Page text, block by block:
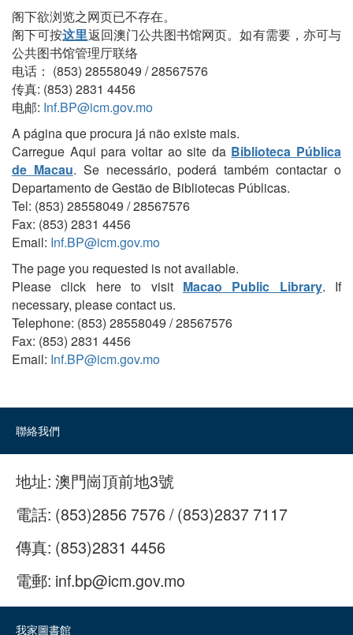
阁下欲浏览之网页已不存在。
阁下可按这里返回澳门公共图书馆网页。如有需要，亦可与
公共图书馆管理厅联络
电话： (853) 28558049 / 28567576
传真: (853) 2831 4456
电邮: Inf.BP@icm.gov.mo
A página que procura já não existe mais.
Carregue Aqui para voltar ao site da Biblioteca Pública
de Macau. Se necessário, poderá também contactar o
Departamento de Gestão de Bibliotecas Públicas.
Tel: (853) 28558049 / 28567576
Fax: (853) 2831 4456
Email: Inf.BP@icm.gov.mo
The page you requested is not available.
Please click here to visit Macao Public Library. If
necessary, please contact us.
Telephone: (853) 28558049 / 28567576
Fax: (853) 2831 4456
Email: Inf.BP@icm.gov.mo
聯絡我們
地址: 澳門崗頂前地3號
電話: (853)2856 7576 / (853)2837 7117
傳真: (853)2831 4456
電郵: inf.bp@icm.gov.mo
我家圖書館